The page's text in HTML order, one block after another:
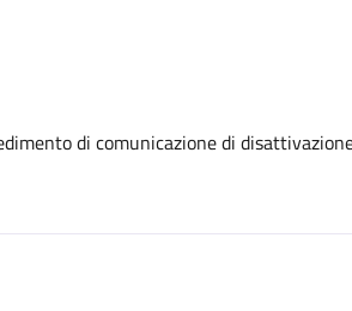
di comunicazione di